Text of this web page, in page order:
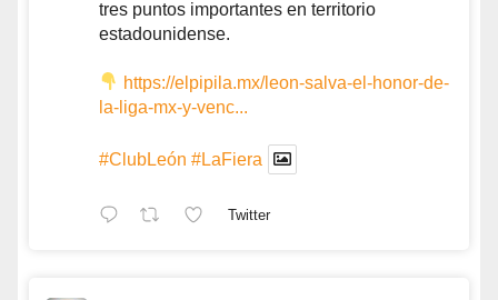
tres puntos importantes en territorio
estadounidense.
https://elpipila.mx/leon-salva-el-honor-de-
la-liga-mx-y-venc...
#ClubLeón #LaFiera
Twitter